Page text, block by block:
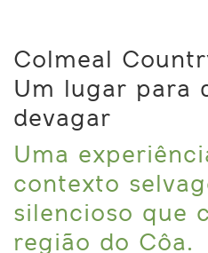
Colmeal
Um lugar para
devagar
Uma
contexto
silencioso que
região do Côa.